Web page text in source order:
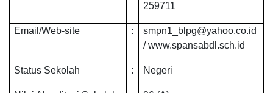
259711
Email/Web-site :
smpn1_blpg@yahoo.co.id
/www.spansabdl.sch.id
Status Sekolah : Negeri